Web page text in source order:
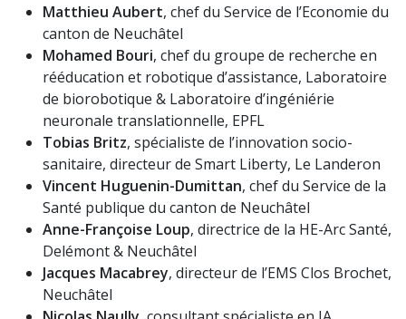
Matthieu Aubert, chef du Service de l’Economie du
canton de Neuchâtel
Mohamed Bouri, chef du groupe de recherche en
rééducation et robotique d’assistance, Laboratoire
de biorobotique & Laboratoire d’ingéniérie
neuronale translationnelle, EPFL
Tobias Britz, spécialiste de l’innovation socio-
sanitaire, directeur de Smart Liberty, Le Landeron
Vincent Huguenin-Dumittan, chef du Service de la
Santé publique du canton de Neuchâtel
Anne-Françoise Loup, directrice de la HE-Arc Santé,
Delémont & Neuchâtel
Jacques Macabrey, directeur de l’EMS Clos Brochet,
Neuchâtel